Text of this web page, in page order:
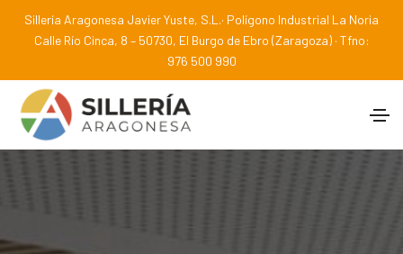
Sillería Aragonesa Javier Yuste, S.L.· Polígono Industrial La Noria
Calle Río Cinca, 8 – 50730, El Burgo de Ebro (Zaragoza) · Tfno:
976 500 990